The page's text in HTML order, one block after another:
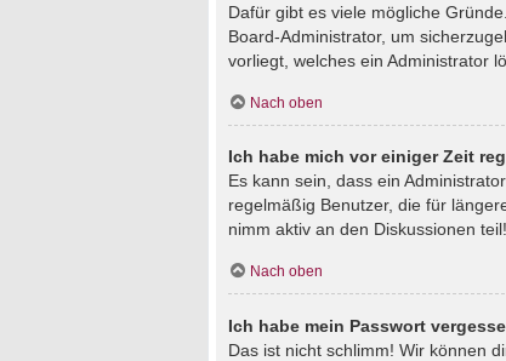
Dafür gibt es viele mögliche
Board-Administrator, um
vorliegt, welches ein Administrator
Nach oben
Ich habe mich vor einiger Zeit
Es kann sein, dass ein
regelmäßig Benutzer, die für
nimm aktiv an den Diskussionen teil!
Nach oben
Ich habe mein Passwort
Das ist nicht schlimm! Wir können